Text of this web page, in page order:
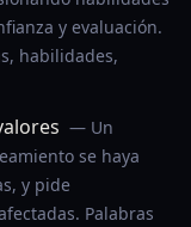
y evaluación.
habilidades,
— Un
se haya
y pide
Palabras